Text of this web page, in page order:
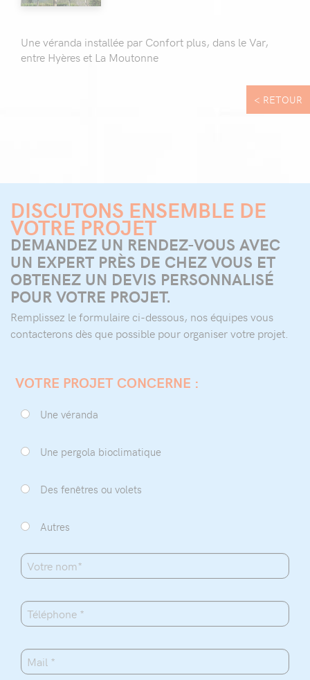
Une véranda installée par Confort plus, dans le Var,
entre Hyères et La Moutonne
< RETOUR
DISCUTONS ENSEMBLE DE
VOTRE PROJET
DEMANDEZ UN RENDEZ-VOUS AVEC
UN EXPERT PRÈS DE CHEZ VOUS ET
OBTENEZ UN DEVIS PERSONNALISÉ
POUR VOTRE PROJET.
Remplissez le formulaire ci-dessous, nos équipes vous
contacterons dès que possible pour organiser votre projet.
VOTRE PROJET CONCERNE :
Une véranda
Une pergola bioclimatique
Des fenêtres ou volets
Autres